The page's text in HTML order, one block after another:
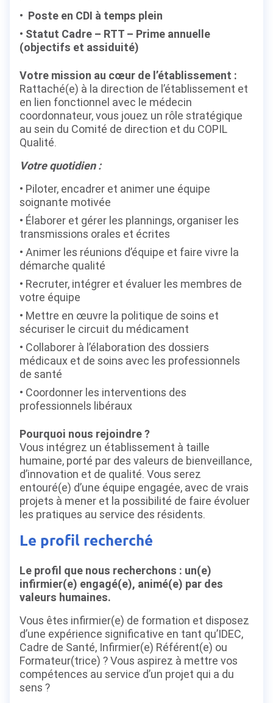
Poste en CDI à temps plein
Statut Cadre – RTT – Prime annuelle
(objectifs et assiduité)
Votre mission au cœur de l’établissement :
Rattaché(e) à la direction de l’établissement et
en lien fonctionnel avec le médecin
coordonnateur, vous jouez un rôle stratégique
au sein du Comité de direction et du COPIL
Qualité.
Votre quotidien :
Piloter, encadrer et animer une équipe
soignante motivée
Élaborer et gérer les plannings, organiser les
transmissions orales et écrites
Animer les réunions d’équipe et faire vivre la
démarche qualité
Recruter, intégrer et évaluer les membres de
votre équipe
Mettre en œuvre la politique de soins et
sécuriser le circuit du médicament
Collaborer à l’élaboration des dossiers
médicaux et de soins avec les professionnels
de santé
Coordonner les interventions des
professionnels libéraux
Pourquoi nous rejoindre ?
Vous intégrez un établissement à taille
humaine, porté par des valeurs de bienveillance,
d’innovation et de qualité. Vous serez
entouré(e) d’une équipe engagée, avec de vrais
projets à mener et la possibilité de faire évoluer
les pratiques au service des résidents.
Le profil recherché
Le profil que nous recherchons : un(e)
infirmier(e) engagé(e), animé(e) par des
valeurs humaines.
Vous êtes infirmier(e) de formation et disposez
d’une expérience significative en tant qu’IDEC,
Cadre de Santé, Infirmier(e) Référent(e) ou
Formateur(trice) ? Vous aspirez à mettre vos
compétences au service d’un projet qui a du
sens ?